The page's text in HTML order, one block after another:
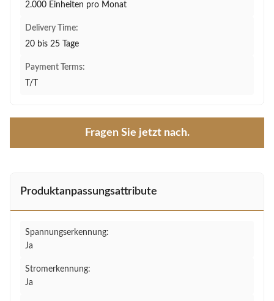
2.000 Einheiten pro Monat
Delivery Time:
20 bis 25 Tage
Payment Terms:
T/T
Fragen Sie jetzt nach.
Produktanpassungsattribute
Spannungserkennung:
Ja
Stromerkennung:
Ja